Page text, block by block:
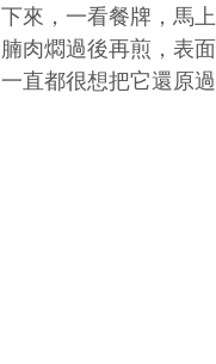
下來，一看餐牌，馬
腩肉燜過後再煎，表
一直都很想把它還原